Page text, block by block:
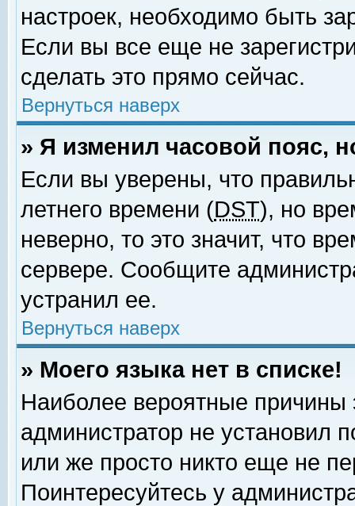
настроек, необходимо быть
Если вы все еще не
сделать это прямо сейчас.
Вернуться наверх
» Я изменил часовой пояс,
Если вы уверены, что
летнего времени (DST), но
неверно, то это значит, что
сервере. Сообщите
устранил ее.
Вернуться наверх
» Моего языка нет в списке!
Наиболее вероятные причины
администратор не установил
или же просто никто еще не
Поинтересуйтесь у